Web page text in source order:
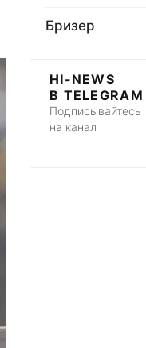
Бризер
HI-NEWS
В TELEGRAM
Подписывайтесь
на канал